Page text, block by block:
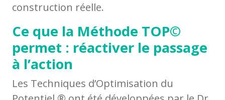
construction réelle.
Ce que la Méthode TOP©
permet : réactiver le passage
à l’action
Les Techniques d’Optimisation du